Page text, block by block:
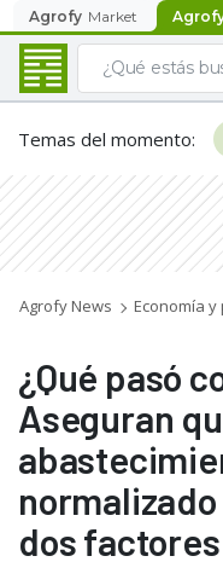
Agrofy Market
Temas del momento:
Agrofy News Economía y
¿Qué pasó
Aseguran
dos